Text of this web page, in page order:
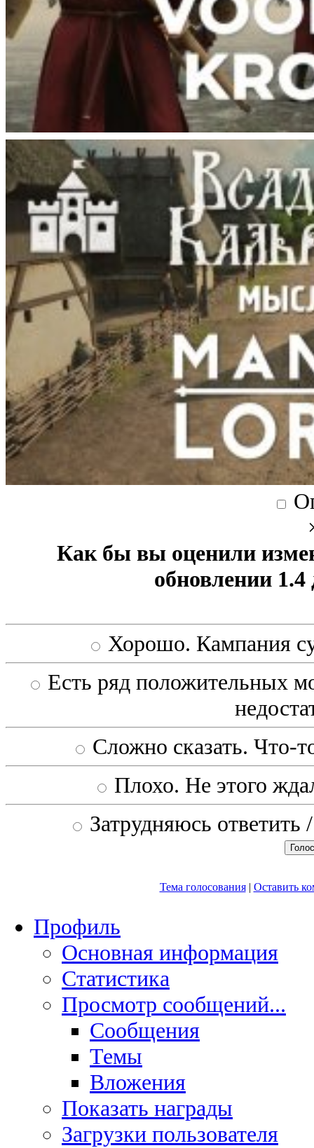
Как бы вы оценили
обновлении
Хорошо. Кампания
Есть ряд положительных
Сложно сказать. Что-
Плохо. Не этого
Затрудняюсь
Тема голосования| Оставить
Профиль
Основная информация
Статистика
Просмотр сообщений...
Сообщения
Темы
Вложения
Показать награды
Загрузки пользователя